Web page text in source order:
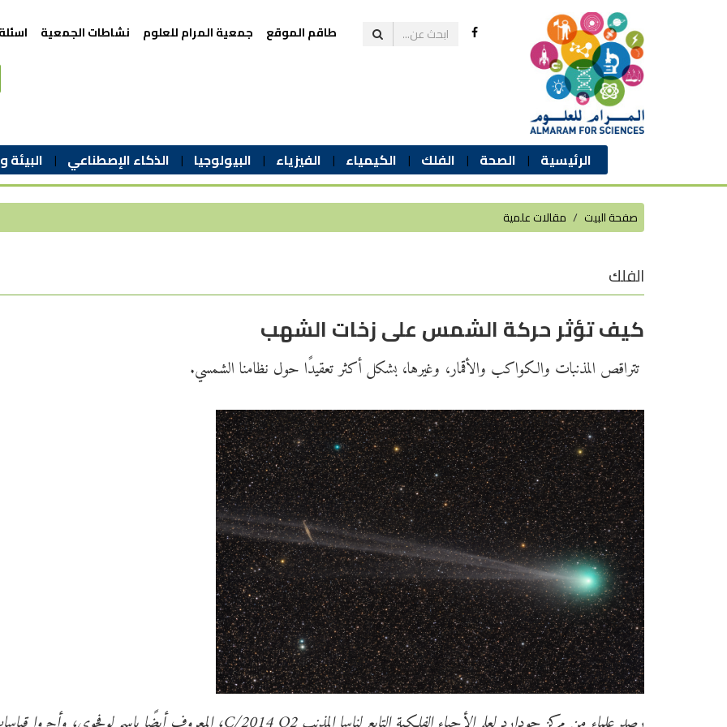
الرئيسية الصحة الفلك الكيمياء الفيزياء البيولوجيا الذكاء الإصطناعي البيئة
طاقم الموقع جمعية المرام للعلوم نشاطات الجمعية
صفحة البيت مقالات علمية
الفلك
كيف تؤثر حركة الشمس على زخات الشهب
تتراقص المذنبات والكواكب والأقمار، وغيرها، بشكل أكثر تعقيدًا حول نظامنا الشمسي.